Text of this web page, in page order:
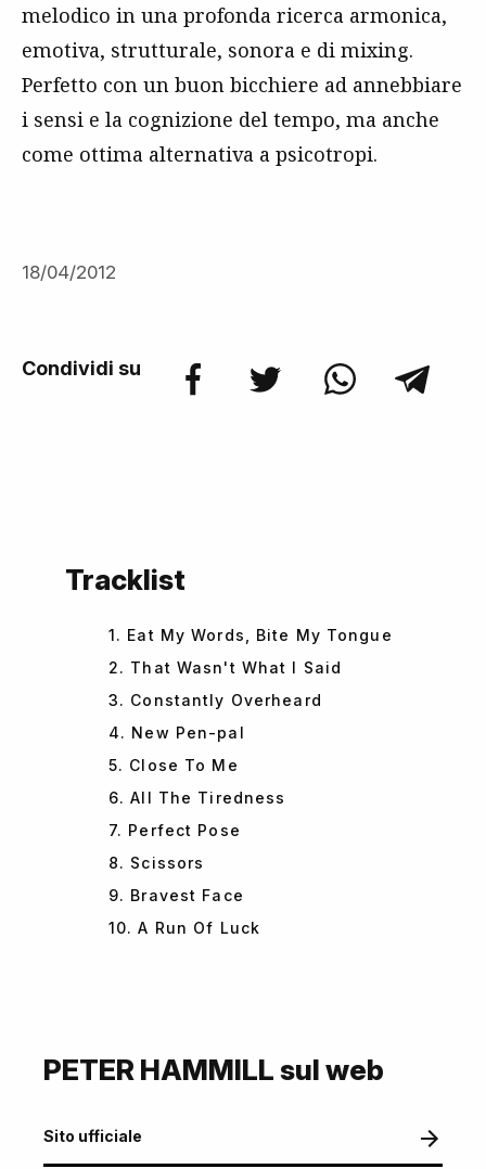
melodico in una profonda ricerca armonica,
emotiva, strutturale, sonora e di mixing.
Perfetto con un buon bicchiere ad annebbiare
i sensi e la cognizione del tempo, ma anche
come ottima alternativa a psicotropi.
18/04/2012
Condividi su
Tracklist
1. Eat My Words, Bite My Tongue
2. That Wasn't What I Said
3. Constantly Overheard
4. New Pen-pal
5. Close To Me
6. All The Tiredness
7. Perfect Pose
8. Scissors
9. Bravest Face
10. A Run Of Luck
PETER HAMMILL sul web
Sito ufficiale